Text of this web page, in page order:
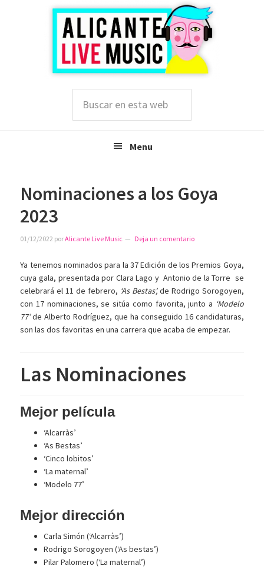
esta
Menu
Nominaciones a los Goya
2023
01/12/2022 porAlicante Live Music Deja un comentario
Ya tenemos nominados para la 37 Edición de los Premios Goya,
cuya gala, presentada por Clara Lago y Antonio de la Torre se
celebrará el 11 de febrero, ‘As Bestas’,de Rodrigo Sorogoyen,
con 17 nominaciones, se sitúa como favorita, junto a ‘Modelo
77’de Alberto Rodríguez, que ha conseguido 16 candidaturas,
son las dos favoritas en una carrera que acaba de empezar.
Las Nominaciones
Mejor película
‘Alcarràs’
‘As Bestas’
‘Cinco lobitos’
‘La maternal’
‘Modelo 77’
Mejor dirección
Carla Simón (‘Alcarràs’)
Rodrigo Sorogoyen (‘As bestas’)
Pilar Palomero (‘La maternal’)